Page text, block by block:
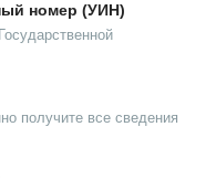
номер (УИН)
получите все сведения